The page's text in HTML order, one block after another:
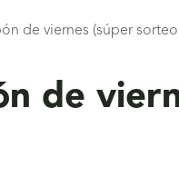
de viernes (súper
de